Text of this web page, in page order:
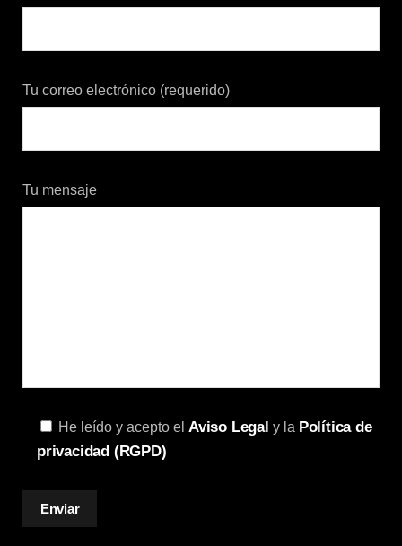
Tu correo electrónico (requerido)
Tu mensaje
He leído y acepto el Aviso Legal y la Política de
privacidad (RGPD)